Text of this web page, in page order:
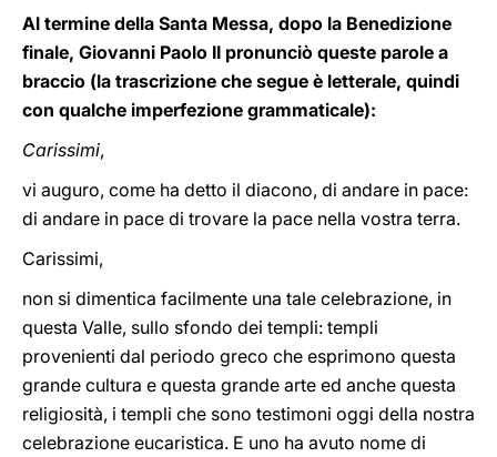
Al termine della Santa Messa, dopo la Benedizione
finale, Giovanni Paolo II pronunciò queste parole a
braccio (la trascrizione che segue è letterale, quindi
con qualche imperfezione grammaticale):
Carissimi,
vi auguro, come ha detto il diacono, di andare in pace:
di andare in pace di trovare la pace nella vostra terra.
Carissimi,
non si dimentica facilmente una tale celebrazione, in
questa Valle, sullo sfondo dei templi: templi
provenienti dal periodo greco che esprimono questa
grande cultura e questa grande arte ed anche questa
religiosità, i templi che sono testimoni oggi della nostra
celebrazione eucaristica. E uno ha avuto nome di